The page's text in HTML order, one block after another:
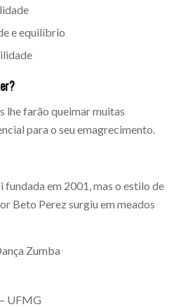
e equilíbrio
?
lhe farão queimar muitas
para o seu emagrecimento.
fundada em 2001, mas o estilo de
Beto Perez surgiu em meados
Zumba
UFMG